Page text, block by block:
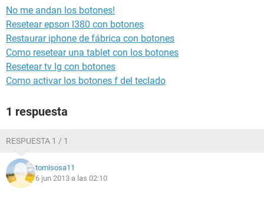
No me andan los botones!
Resetear epson l380 con botones
Restaurar iphone de fábrica con botones
Como resetear una tablet con los botones
Resetear tv lg con botones
Como activar los botones f del teclado
1 respuesta
RESPUESTA 1 / 1
tomisosa11
6 jun 2013 a las 02:10